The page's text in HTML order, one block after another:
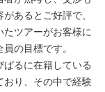
あるとご好評で、
たツアーがお客様に
の目標です。
ぱるに在籍している
おり、その中で経験